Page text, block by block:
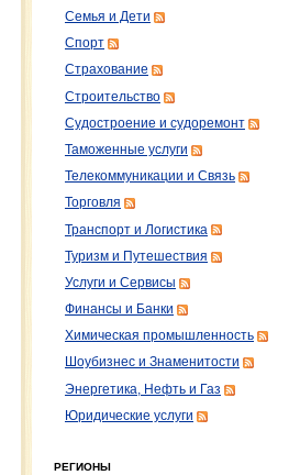
Семья и Дети
Спорт
Страхование
Строительство
Судостроение и судоремонт
Таможенные услуги
Телекоммуникации и Связь
Торговля
Транспорт и Логистика
Туризм и Путешествия
Услуги и Сервисы
Финансы и Банки
Химическая промышленность
Шоубизнес и Знаменитости
Энергетика, Нефть и Газ
Юридические услуги
РЕГИОНЫ